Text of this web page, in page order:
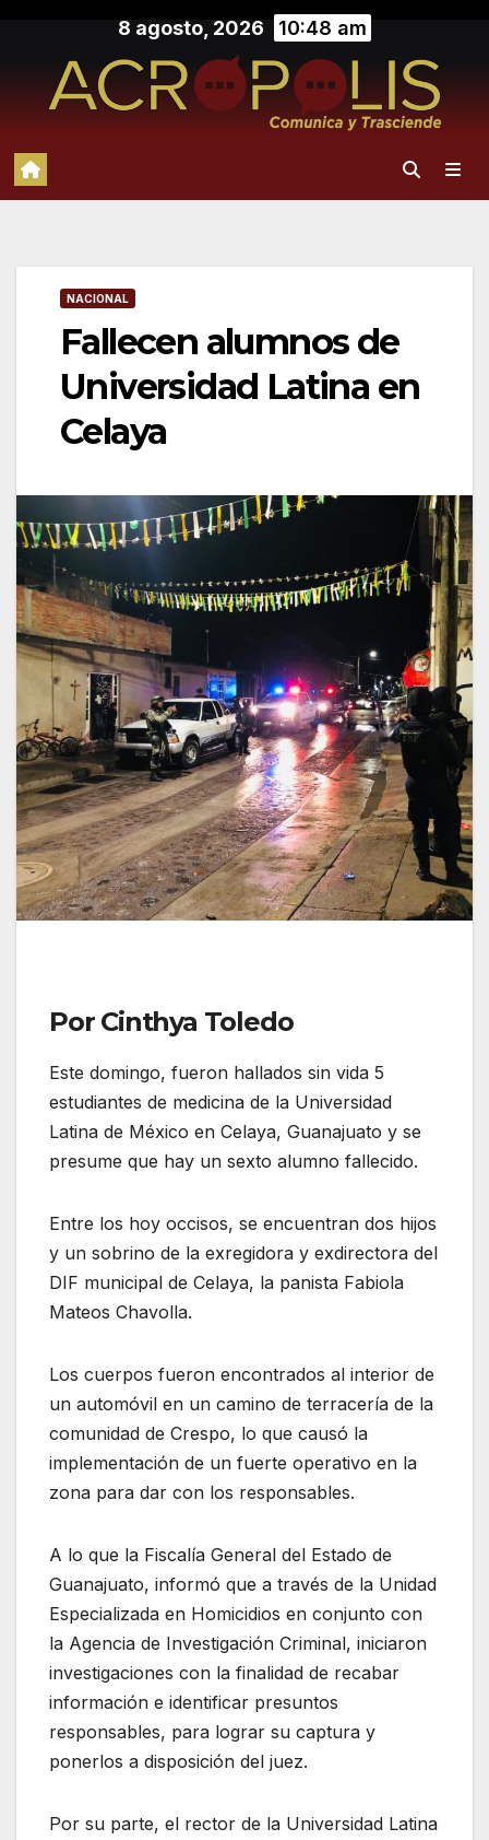
contenido
8 agosto, 2026 10:48 am
NACIONAL
Fallecen alumnos de
Universidad Latina en
Celaya
Por Cinthya Toledo
Este domingo, fueron hallados sin vida 5
estudiantes de medicina de la Universidad
Latina de México en Celaya, Guanajuato y se
presume que hay un sexto alumno fallecido.
Entre los hoy occisos, se encuentran dos hijos
y un sobrino de la exregidora y exdirectora del
DIF municipal de Celaya, la panista Fabiola
Mateos Chavolla.
Los cuerpos fueron encontrados al interior de
un automóvil en un camino de terracería de la
comunidad de Crespo, lo que causó la
implementación de un fuerte operativo en la
zona para dar con los responsables.
A lo que la Fiscalía General del Estado de
Guanajuato, informó que a través de la Unidad
Especializada en Homicidios en conjunto con
la Agencia de Investigación Criminal, iniciaron
investigaciones con la finalidad de recabar
información e identificar presuntos
responsables, para lograr su captura y
ponerlos a disposición del juez.
Por su parte, el rector de la Universidad Latina